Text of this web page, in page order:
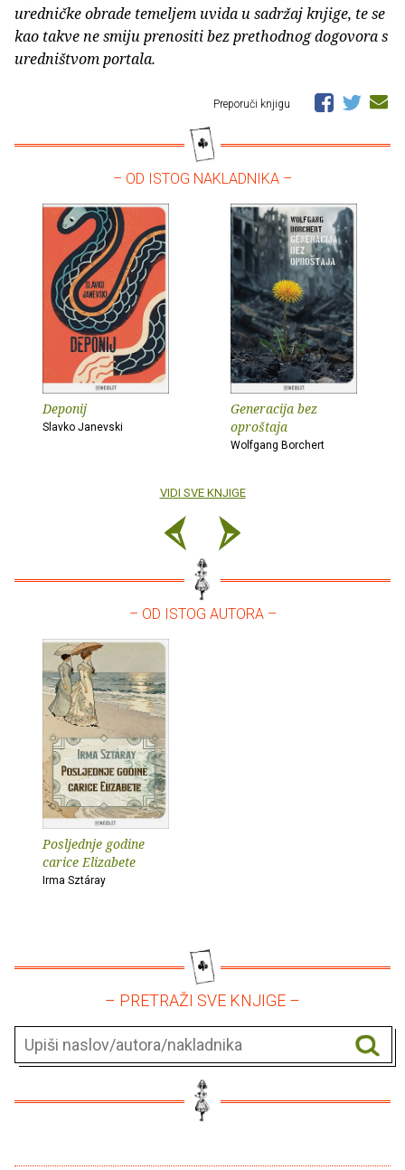
uredničke obrade temeljem uvida u sadržaj knjige, te se
kao takve ne smiju prenositi bez prethodnog dogovora s
uredništvom portala.
Preporuči knjigu
– OD ISTOG NAKLADNIKA –
Deponij
Slavko Janevski
Generacija bez
oproštaja
Wolfgang Borchert
VIDI SVE KNJIGE
– OD ISTOG AUTORA –
Posljednje godine
carice Elizabete
Irma Sztáray
– PRETRAŽI SVE KNJIGE –